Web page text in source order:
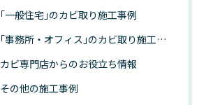
｢一般住宅｣のカビ取り施工事例
｢事務所・オフィス｣のカビ取り施工事例
カビ専門店からのお役立ち情報
その他の施工事例